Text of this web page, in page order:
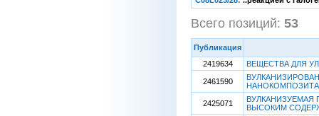
Всего позиций: 53
Публикация
2419634
ВЕЩЕСТВА ДЛЯ
2461590
2425071
ВЫСОКИМ